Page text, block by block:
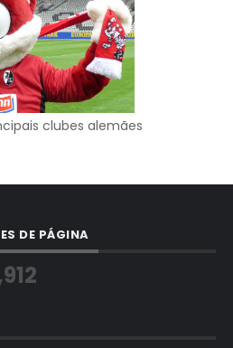
clubes alemães
DE PÁGINA